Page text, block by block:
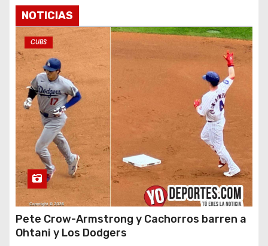
NOTICIAS
CUBS
Pete Crow-Armstrong y Cachorros barren a
Ohtani y Los Dodgers